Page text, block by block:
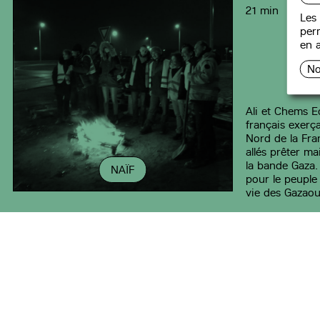
en
NAÏF
21 min
Ali et Chems
français
Nord de la
allés prêter
la bande
pour le
vie des